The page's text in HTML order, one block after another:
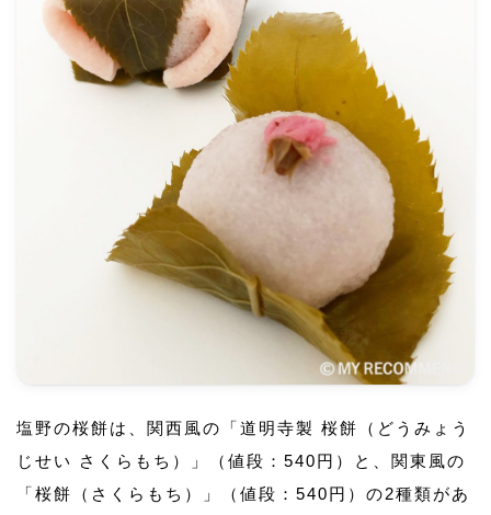
塩野の桜餅は、関西風の「道明寺製 桜餅（どうみょう
じせい さくらもち）」（値段：540円）と、関東風の
「桜餅（さくらもち）」（値段：540円）の2種類があ